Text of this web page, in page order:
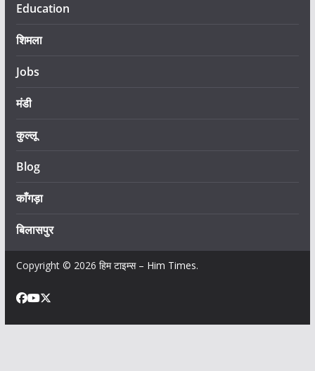
Education
शिमला
Jobs
मंडी
कुल्लू
Blog
काँगड़ा
बिलासपुर
Copyright © 2026 हिम टाइम्स – Him Times.